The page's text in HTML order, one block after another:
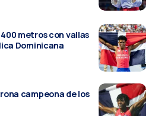
metros con vallas
Dominicana
campeona de los